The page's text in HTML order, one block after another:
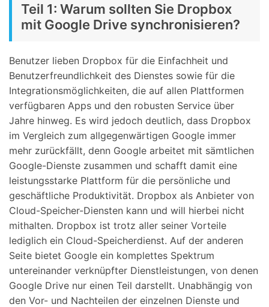
Teil 1: Warum sollten Sie Dropbox
mit Google Drive synchronisieren?
Benutzer lieben Dropbox für die Einfachheit und
Benutzerfreundlichkeit des Dienstes sowie für die
Integrationsmöglichkeiten, die auf allen Plattformen
verfügbaren Apps und den robusten Service über
Jahre hinweg. Es wird jedoch deutlich, dass Dropbox
im Vergleich zum allgegenwärtigen Google immer
mehr zurückfällt, denn Google arbeitet mit sämtlichen
Google-Dienste zusammen und schafft damit eine
leistungsstarke Plattform für die persönliche und
geschäftliche Produktivität. Dropbox als Anbieter von
Cloud-Speicher-Diensten kann und will hierbei nicht
mithalten. Dropbox ist trotz aller seiner Vorteile
lediglich ein Cloud-Speicherdienst. Auf der anderen
Seite bietet Google ein komplettes Spektrum
untereinander verknüpfter Dienstleistungen, von denen
Google Drive nur einen Teil darstellt. Unabhängig von
den Vor- und Nachteilen der einzelnen Dienste und